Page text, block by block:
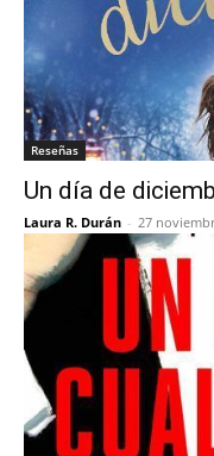
Reseñas
Un día de
Laura R. Durán - 27